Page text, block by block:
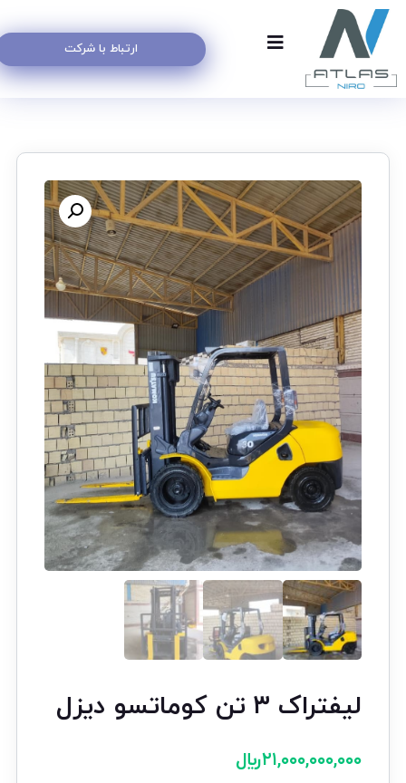
ارتباط با شرکت
لیفتراک ۳ تن کوماتسو دیزل
۲۱,۰۰۰,۰۰۰,۰۰۰﷼